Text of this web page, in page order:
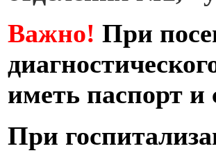
Важно! При
иметь паспорт
При